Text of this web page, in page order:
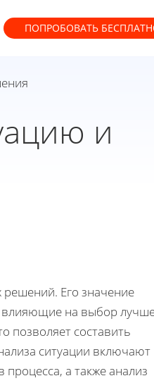
ПОПРОБОВАТЬ
и
Его значение
влияющие на выбор
позволяет составить
ситуации включают
а также анализ